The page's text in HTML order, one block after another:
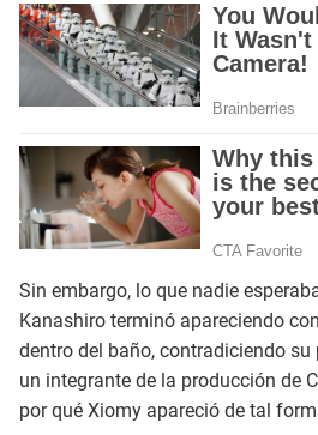
Sin embargo, lo que nadie
Kanashiro terminó apareciendo
dentro del baño, contradiciendo
un integrante de la producción de
por qué Xiomy apareció de tal